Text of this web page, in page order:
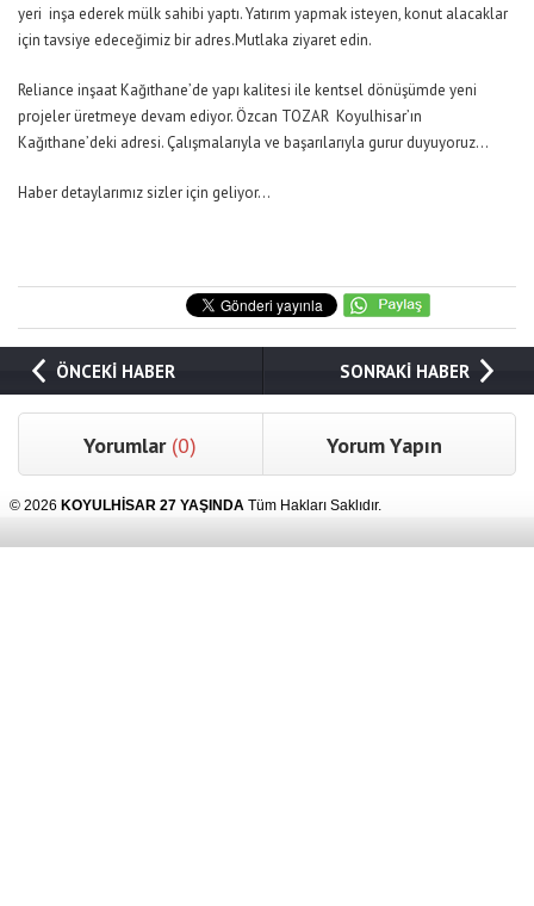
yeri inşa ederek mülk sahibi yaptı. Yatırım yapmak isteyen, konut alacaklar
için tavsiye edeceğimiz bir adres.Mutlaka ziyaret edin.
Reliance inşaat Kağıthane’de yapı kalitesi ile kentsel dönüşümde yeni
projeler üretmeye devam ediyor. Özcan TOZAR Koyulhisar’ın
Kağıthane’deki adresi. Çalışmalarıyla ve başarılarıyla gurur duyuyoruz…
Haber detaylarımız sizler için geliyor…
ÖNCEKİ HABER SONRAKİ HABER
Yorumlar (0) Yorum Yapın
© 2026 KOYULHİSAR 27 YAŞINDA Tüm Hakları Saklıdır.